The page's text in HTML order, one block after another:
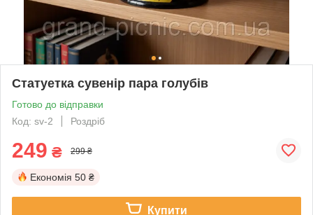
Статуетка сувенір пара голубів
Готово до відправки
Код: sv-2
Роздріб
249 ₴ 299 ₴
Економія 50 ₴
Купити